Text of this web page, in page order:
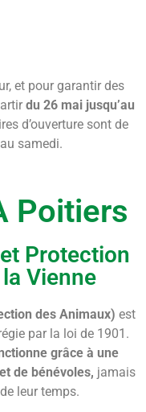
et pour garantir des
du 26 mai jusqu’au
d’ouverture sont de
samedi.
Poitiers
Protection
Vienne
des Animaux) est
par la loi de 1901.
grâce à une
de bénévoles, jamais
leur temps.